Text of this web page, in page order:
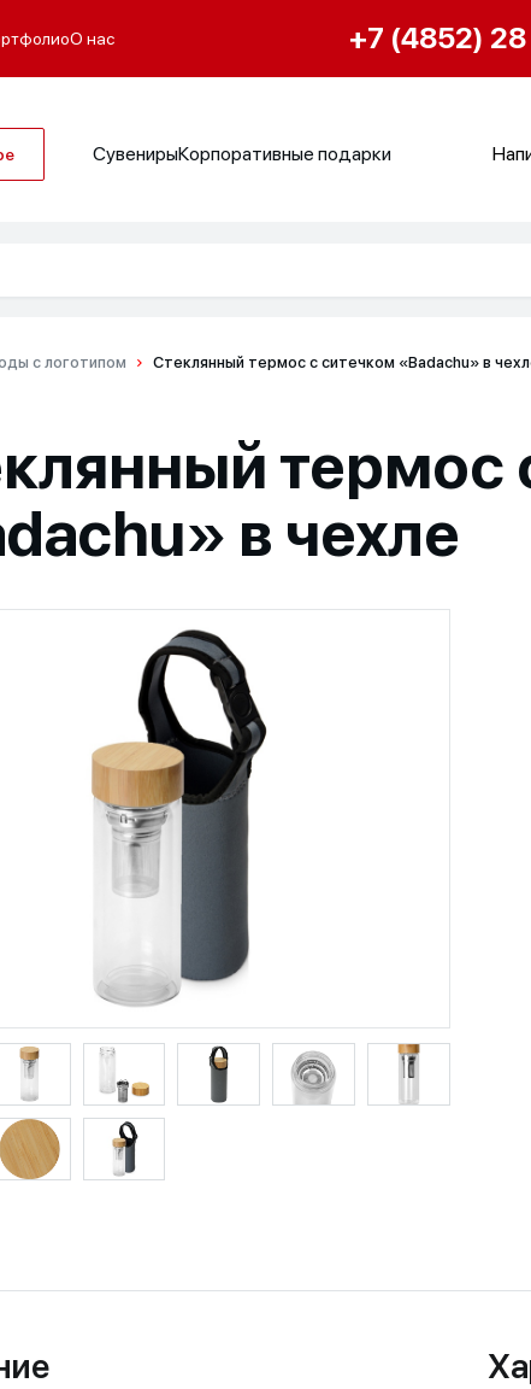
О нас +7 (4852)
СувенирыКорпоративные подарки
с логотипом Стеклянный термос с ситечком «Badachu» в
термос
в чехле